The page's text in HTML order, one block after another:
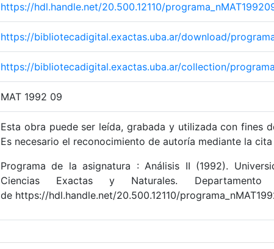
https://hdl.handle.net/20.500.12110/
https://bibliotecadigital.exactas.uba.ar/download/
https://bibliotecadigital.exactas.uba.ar/collection/
MAT 1992 09
Esta obra puede ser leída, grabada y utilizada con fines
Es necesario el reconocimiento de autoría mediante la
Programa de la asignatura : Análisis II (1992).
Ciencias Exactas y Naturales. Departamento
de https://hdl.handle.net/20.500.12110/